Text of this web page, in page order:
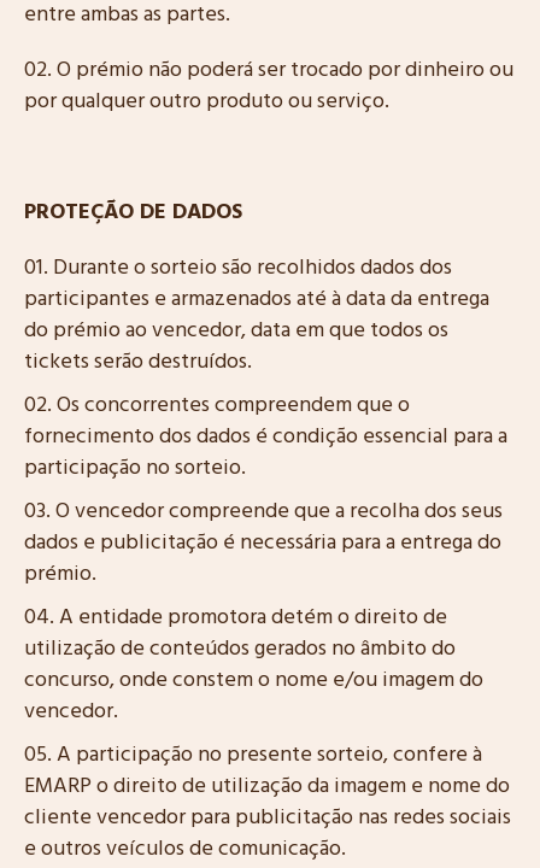
entre ambas as partes.
O prémio não poderá ser trocado por dinheiro ou
por qualquer outro produto ou serviço.
PROTEÇÃO DE DADOS
Durante o sorteio são recolhidos dados dos
participantes e armazenados até à data da entrega
do prémio ao vencedor, data em que todos os
tickets serão destruídos.
Os concorrentes compreendem que o
fornecimento dos dados é condição essencial para a
participação no sorteio.
O vencedor compreende que a recolha dos seus
dados e publicitação é necessária para a entrega do
prémio.
A entidade promotora detém o direito de
utilização de conteúdos gerados no âmbito do
concurso, onde constem o nome e/ou imagem do
vencedor.
A participação no presente sorteio, confere à
EMARP o direito de utilização da imagem e nome do
cliente vencedor para publicitação nas redes sociais
e outros veículos de comunicação.